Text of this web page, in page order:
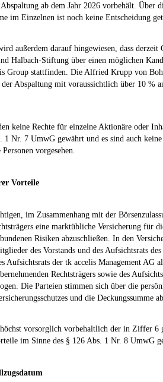
ab dem Jahr 2026 vorbehält. Über
im Einzelnen ist noch keine Entscheidung
außerdem darauf hingewiesen, dass derzeit
Halbach-Stiftung über einen möglichen
Group stattfinden. Die Alfried Krupp von
Abspaltung mit voraussichtlich über 10 %
keine Rechte für einzelne Aktionäre oder
1 Nr. 7 UmwG gewährt und es sind auch
vorgesehen.
Vorteile
im Zusammenhang mit der
eine marktübliche Versicherung für
Risiken abzuschließen. In den
des Vorstands und des Aufsichtsrats
Aufsichtsrats der tk accelis Management AG
Rechtsträgers sowie des
Die Parteien stimmen sich über die
und die Deckungssumme
vorsorglich vorbehaltlich der in Ziffer 6
im Sinne des § 126 Abs. 1 Nr. 8 UmwG